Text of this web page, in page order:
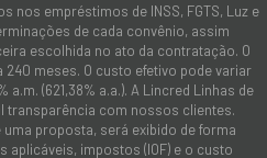
nos empréstimos de INSS, FGTS, Luz e
de cada convênio, assim
escolhida no ato da contratação. O
meses. O custo efetivo pode variar
a.m. (621,38% a.a.). A Lincred Linhas de
transparência com nossos clientes.
proposta, será exibido de forma
aplicáveis, impostos (IOF) e o custo